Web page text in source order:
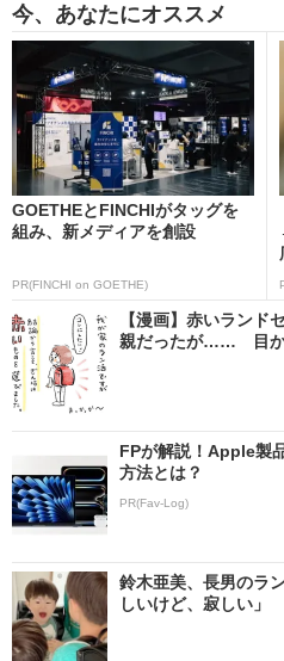
今、あなたにオススメ
GOETHEとFINCHIがタッグを
組み、新メディアを創設
PR(FINCHI on GOETHE)
【漫画】赤いランド
親だったが…… 目か
FPが解説！Apple製
方法とは？
PR(Fav-Log)
鈴木亜美、長男のラ
しいけど、寂しい」